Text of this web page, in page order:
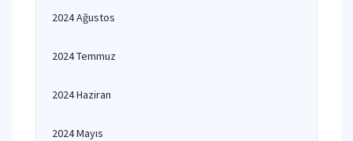
2024 Ağustos
2024 Temmuz
2024 Haziran
2024 Mayıs